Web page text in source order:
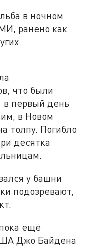
в ночном
ранено как
что были
первый день
в Новом
толпу. Погибло
десятка
у башни
подозревают,
ещё
Джо Байдена